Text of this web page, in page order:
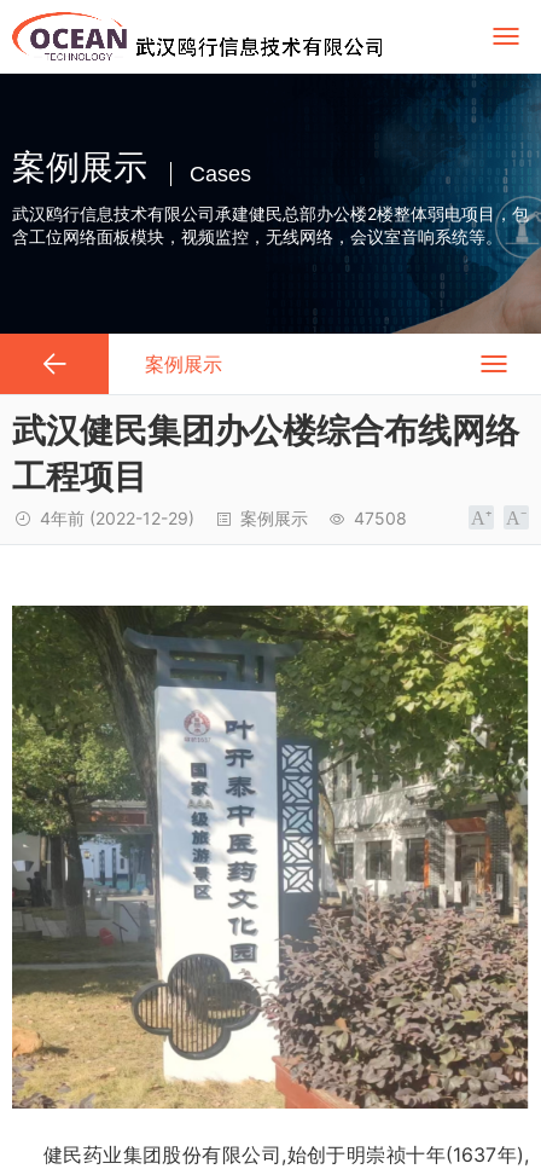
案例展示 Cases
武汉鸥行信息技术有限公司承建健民总部办公楼2楼整体弱电项目，包
含工位网络面板模块，视频监控，无线网络，会议室音响系统等。
案例展示
武汉健民集团办公楼综合布线网络
工程项目
4年前 (2022-12-29) 案例展示 47508
健民药业集团股份有限公司,始创于明崇祯十年(1637年),